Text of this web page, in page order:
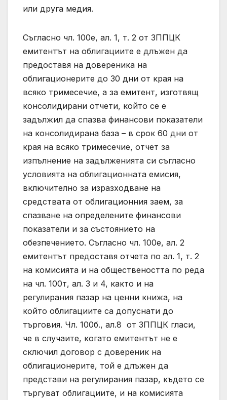
или друга медия.
Съгласно чл. 100е, ал. 1, т. 2 от ЗППЦК
емитентът на облигациите е длъжен да
предоставя на довереника на
облигационерите до 30 дни от края на
всяко тримесечие, а за емитент, изготвящ
консолидирани отчети, който се е
задължил да спазва финансови показатели
на консолидирана база – в срок 60 дни от
края на всяко тримесечие, отчет за
изпълнение на задълженията си съгласно
условията на облигационната емисия,
включително за изразходване на
средствата от облигационния заем, за
спазване на определените финансови
показатели и за състоянието на
обезпечението. Съгласно чл. 100е, ал. 2
емитентът предоставя отчета по ал. 1, т. 2
на комисията и на обществеността по реда
на чл. 100т, ал. 3 и 4, както и на
регулирания пазар на ценни книжа, на
който облигациите са допуснати до
търговия. Чл. 100б., ал.8 от ЗППЦК гласи,
че в случаите, когато емитентът не е
сключил договор с довереник на
облигационерите, той е длъжен да
представи на регулирания пазар, където се
търгуват облигациите, и на комисията